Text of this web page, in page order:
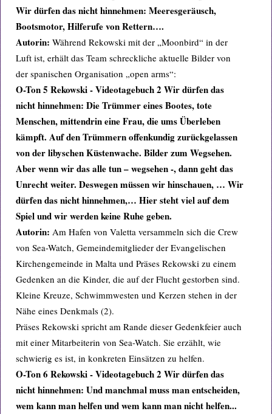
Wir dürfen das nicht hinnehmen: Meeresgeräusch,
Bootsmotor, Hilferufe von Rettern….
Autorin: Während Rekowski mit der „Moonbird“ in der
Luft ist, erhält das Team schreckliche aktuelle Bilder von
der spanischen Organisation „open arms“:
O-Ton 5 Rekowski - Videotagebuch 2 Wir dürfen das
nicht hinnehmen: Die Trümmer eines Bootes, tote
Menschen, mittendrin eine Frau, die ums Überleben
kämpft. Auf den Trümmern offenkundig zurückgelassen
von der libyschen Küstenwache. Bilder zum Wegsehen.
Aber wenn wir das alle tun – wegsehen -, dann geht das
Unrecht weiter. Deswegen müssen wir hinschauen, … Wir
dürfen das nicht hinnehmen,… Hier steht viel auf dem
Spiel und wir werden keine Ruhe geben.
Autorin: Am Hafen von Valetta versammeln sich die Crew
von Sea-Watch, Gemeindemitglieder der Evangelischen
Kirchengemeinde in Malta und Präses Rekowski zu einem
Gedenken an die Kinder, die auf der Flucht gestorben sind.
Kleine Kreuze, Schwimmwesten und Kerzen stehen in der
Nähe eines Denkmals (2).
Präses Rekowski spricht am Rande dieser Gedenkfeier auch
mit einer Mitarbeiterin von Sea-Watch. Sie erzählt, wie
schwierig es ist, in konkreten Einsätzen zu helfen.
O-Ton 6 Rekowski - Videotagebuch 2 Wir dürfen das
nicht hinnehmen: Und manchmal muss man entscheiden,
wem kann man helfen und wem kann man nicht helfen...